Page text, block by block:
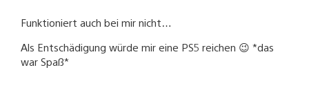
Funktioniert auch bei mir nicht…
Als Entschädigung würde mir eine PS5 reichen 😉 *das
war Spaß*